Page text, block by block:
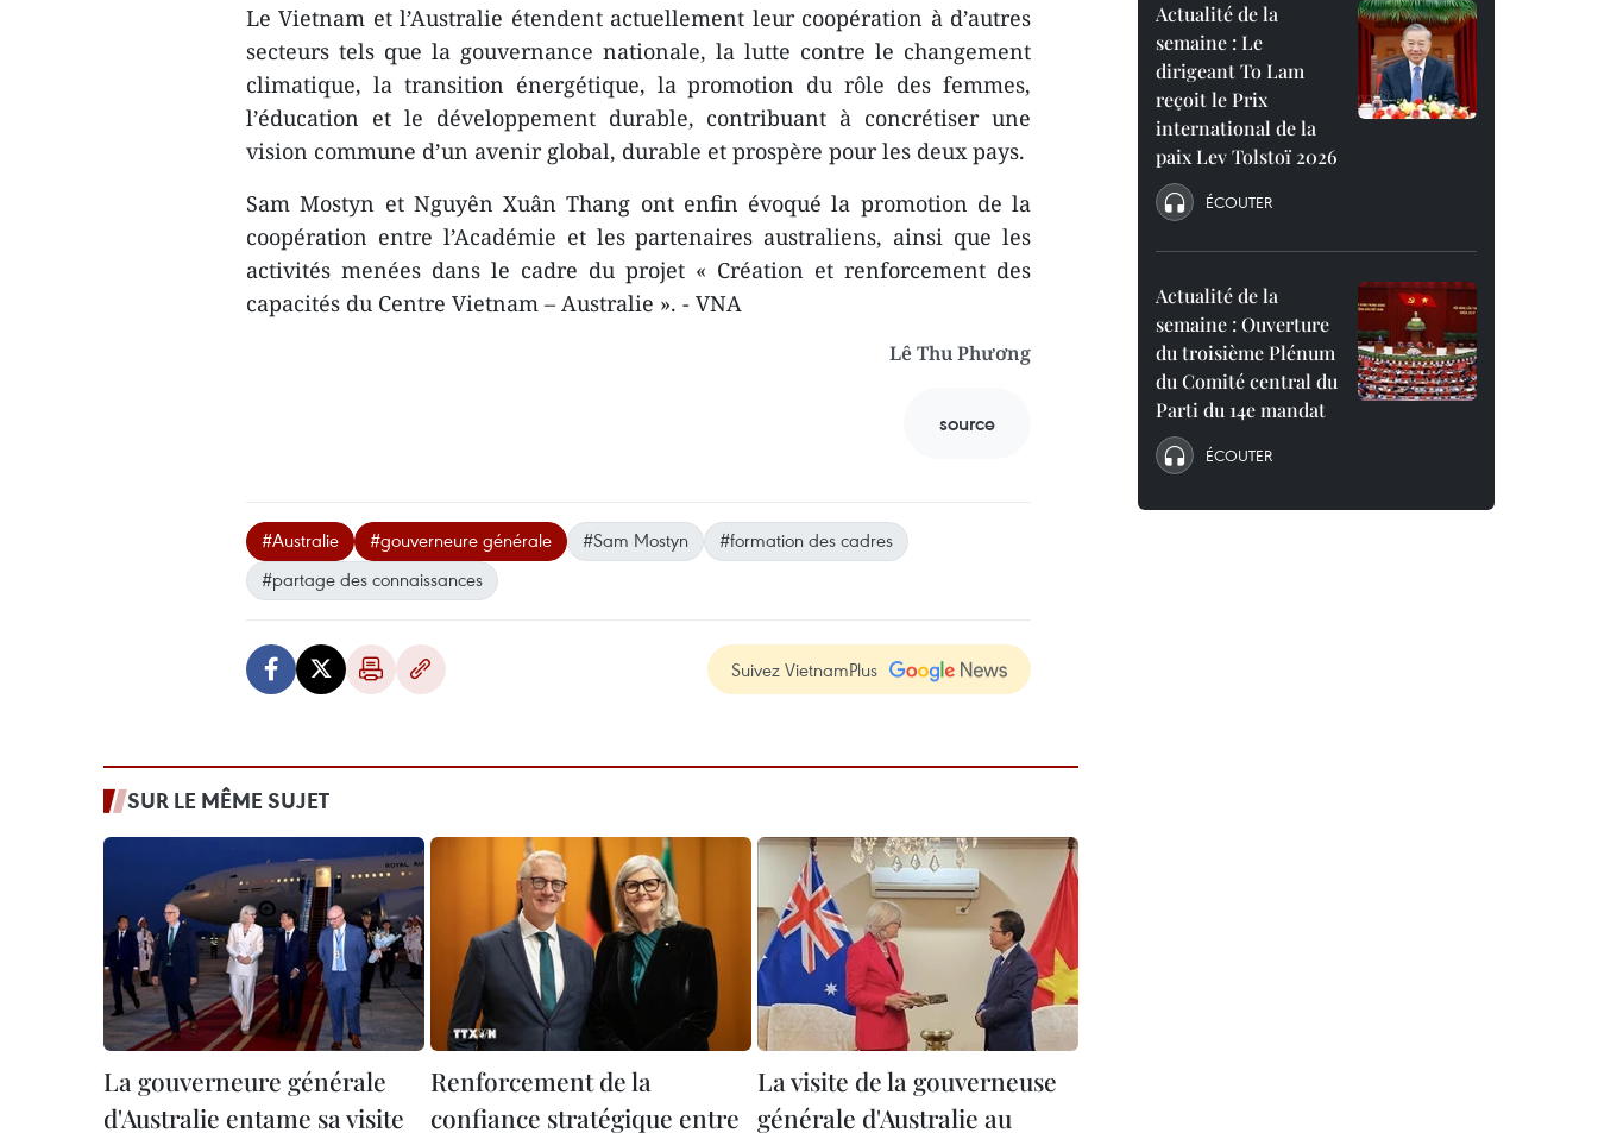
Le Vietnam et l’Australie étendent actuellement leur coopération à d’autres
secteurs tels que la gouvernance nationale, la lutte contre le changement
climatique, la transition énergétique, la promotion du rôle des femmes,
l’éducation et le développement durable, contribuant à concrétiser une
vision commune d’un avenir global, durable et prospère pour les deux pays.
Sam Mostyn et Nguyên Xuân Thang ont enfin évoqué la promotion de la
coopération entre l’Académie et les partenaires australiens, ainsi que les
activités menées dans le cadre du projet « Création et renforcement des
capacités du Centre Vietnam – Australie ». - VNA
Lê Thu Phương
source
#Australie #gouverneure générale #Sam Mostyn
#formation des cadres
#partage des connaissances
Suivez VietnamPlus
SUR LE MÊME SUJET
La gouverneure générale
d'Australie entame sa visite
Renforcement de la
confiance stratégique entre
La visite de la gouverneuse
générale d'Australie au
Actualité de la
semaine : Le
dirigeant To Lam
reçoit le Prix
international de la
paix Lev Tolstoï 2026
ÉCOUTER
Actualité de la
semaine : Ouverture
du troisième Plénum
du Comité central du
Parti du 14e mandat
ÉCOUTER